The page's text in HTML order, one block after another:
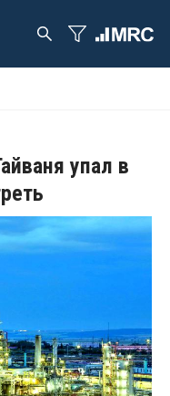
упал в